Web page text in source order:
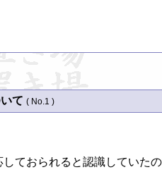
て ( No.1 )
ておられると認識していた